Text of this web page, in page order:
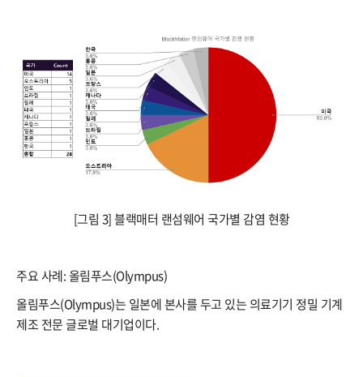
[그림 3] 블랙매터 랜섬웨어 국가별 감염 현황
주요 사례: 올림푸스(Olympus)
올림푸스(Olympus)는 일본에 본사를 두고 있는 의료기기 정밀 기계
제조 전문 글로벌 대기업이다.